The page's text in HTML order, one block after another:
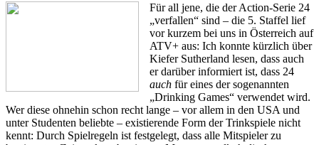
Für all jene, die der Action-Serie 24
„verfallen“ sind – die 5. Staffel lief
vor kurzem bei uns in Österreich auf
ATV+ aus: Ich konnte kürzlich über
Kiefer Sutherland lesen, dass auch
er darüber informiert ist, dass 24
auch für eines der sogenannten
„Drinking Games“ verwendet wird.
Wer diese ohnehin schon recht lange – vor allem in den USA und
unter Studenten beliebte – existierende Form der Trinkspiele nicht
kennt: Durch Spielregeln ist festgelegt, dass alle Mitspieler zu